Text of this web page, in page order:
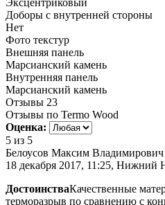
Доборы с внутренней стороны
Нет
Фото текстур
Внешняя панель
Марсианский камень
Внутренняя панель
Марсианский камень
Отзывы 23
Отзывы по Termo Wood
Оценка:
5 из 5
Белоусов Максим Владимирович
18 декабря 2017, 11:25, Нижний
ДостоинстваКачественные
терморазрыв по сравнению с